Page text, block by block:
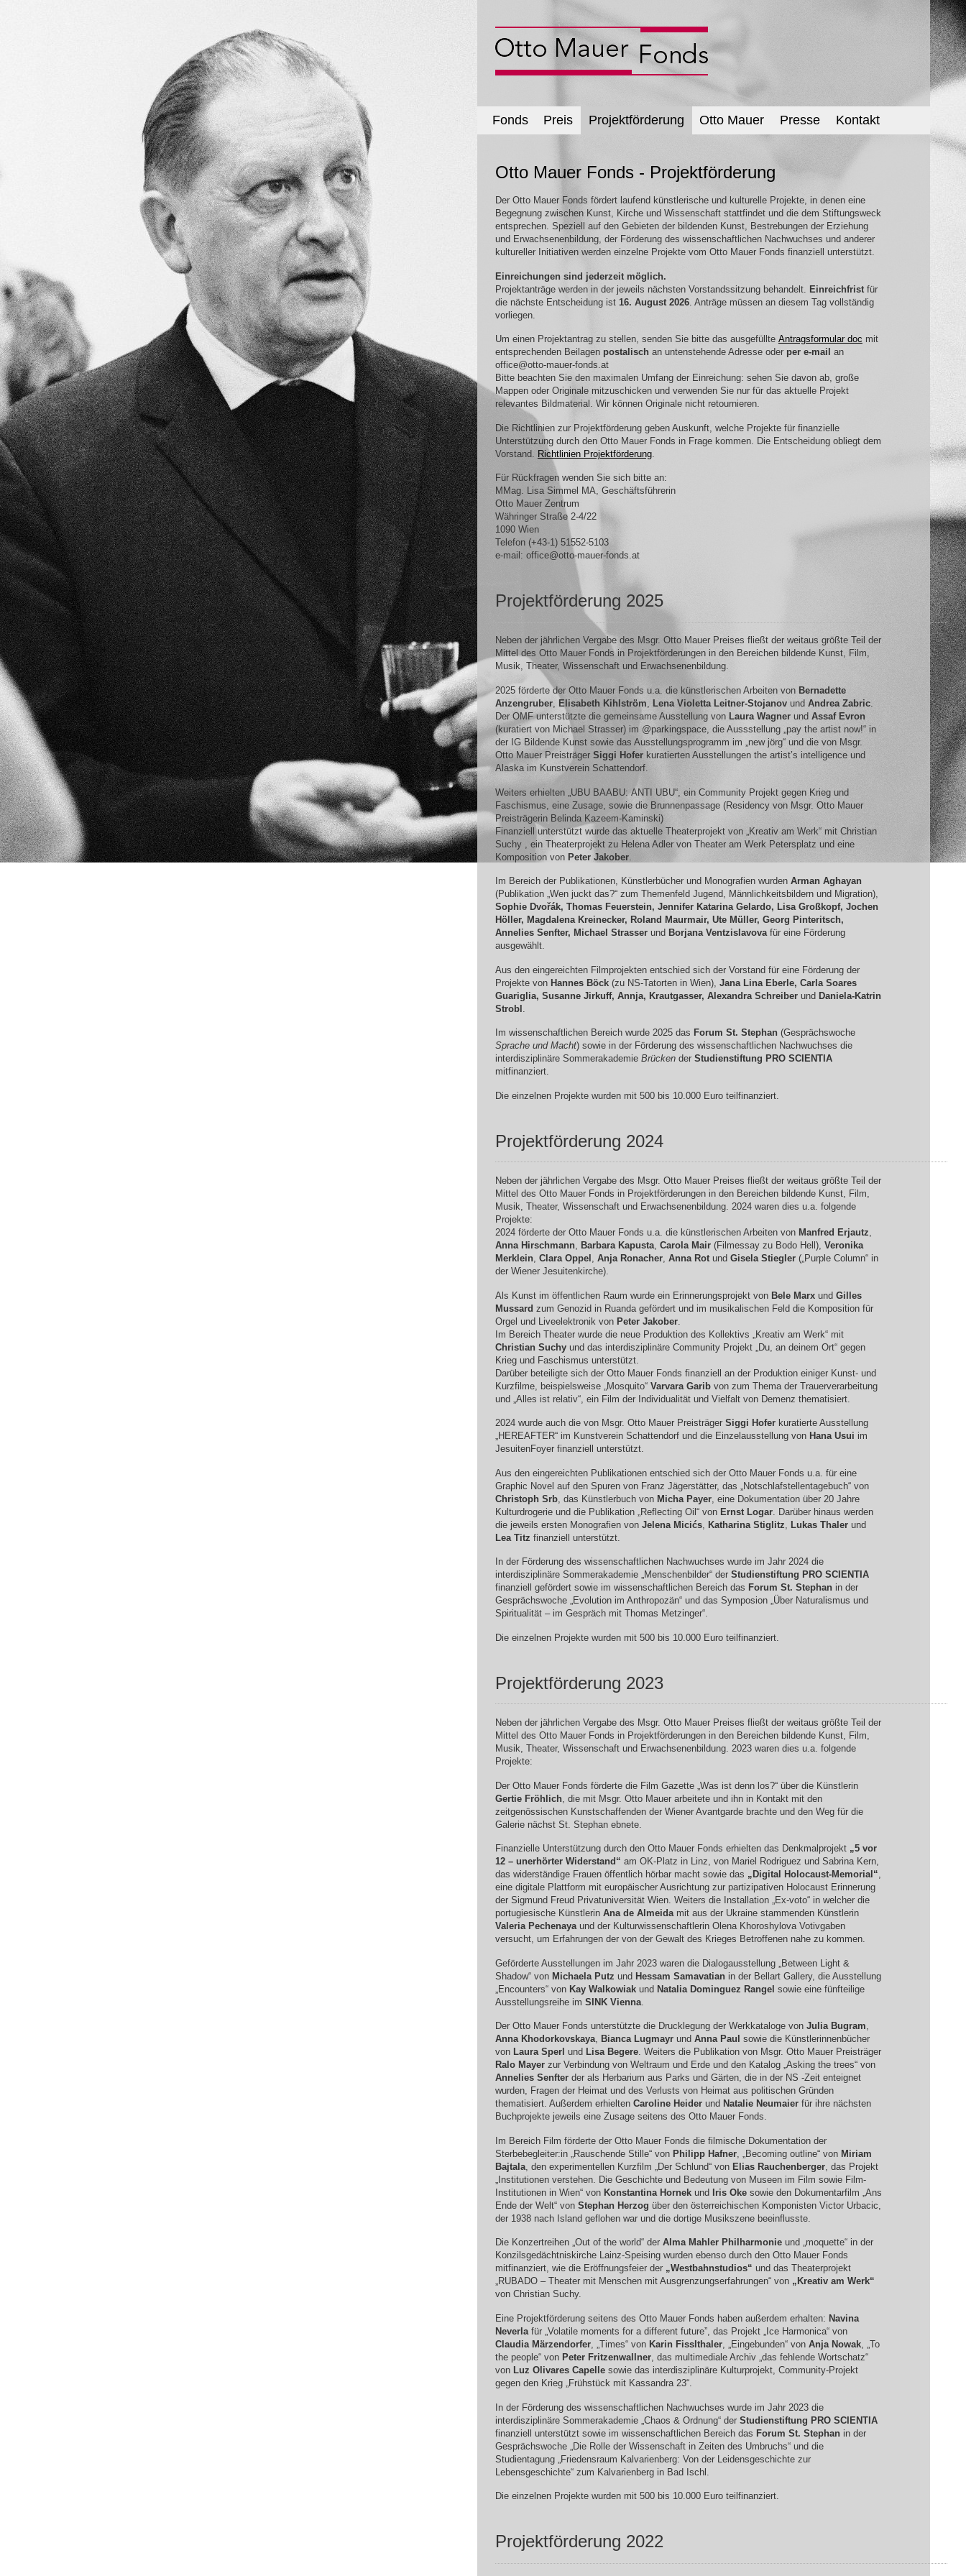
Fonds Preis Projektförderung Otto Mauer Presse Kontakt
Otto Mauer Fonds - Projektförderung
Der Otto Mauer Fonds fördert laufend künstlerische und kulturelle Projekte, in denen eine
Begegnung zwischen Kunst, Kirche und Wissenschaft stattfindet und die dem Stiftungsweck
entsprechen. Speziell auf den Gebieten der bildenden Kunst, Bestrebungen der Erziehung
und Erwachsenenbildung, der Förderung des wissenschaftlichen Nachwuchses und anderer
kultureller Initiativen werden einzelne Projekte vom Otto Mauer Fonds finanziell unterstützt.
Einreichungen sind jederzeit möglich.
Projektanträge werden in der jeweils nächsten Vorstandssitzung behandelt. Einreichfristfür
die nächste Entscheidung ist 16. August 2026. Anträge müssen an diesem Tag vollständig
vorliegen.
Um einen Projektantrag zu stellen, senden Sie bitte das ausgefüllte Antragsformular doc mit
entsprechenden Beilagen postalischan untenstehende Adresse oder per e-mail an
office@otto-mauer-fonds.at
Bitte beachten Sie den maximalen Umfang der Einreichung: sehen Sie davon ab, große
Mappen oder Originale mitzuschicken und verwenden Sie nur für das aktuelle Projekt
relevantes Bildmaterial. Wir können Originale nicht retournieren.
Die Richtlinien zur Projektförderung geben Auskunft, welche Projekte für finanzielle
Unterstützung durch den Otto Mauer Fonds in Frage kommen. Die Entscheidung obliegt dem
Vorstand.
Richtlinien Projektförderung.
Für Rückfragen wenden Sie sich bitte an:
MMag. Lisa Simmel MA, Geschäftsführerin
Otto Mauer Zentrum
Währinger Straße 2-4/22
1090 Wien
Telefon (+43-1) 51552-5103
e-mail: office@otto-mauer-fonds.at
Projektförderung 2025
Neben der jährlichen Vergabe des Msgr. Otto Mauer Preises fließt der weitaus größte Teil der
Mittel des Otto Mauer Fonds in Projektförderungen in den Bereichen bildende Kunst, Film,
Musik, Theater, Wissenschaft und Erwachsenenbildung.
2025 förderte der Otto Mauer Fonds u.a. die künstlerischen Arbeiten von Bernadette
Anzengruber, Elisabeth Kihlström Lena Violetta Leitner-Stojanovund Andrea Zabric.
Der OMFunterstützte die gemeinsame Ausstellung von Laura Wagnerund Assaf Evron
(kuratiert von Michael Strasser) im @parkingspace, die Aussstellung „pay the artist now!“ in
der IG Bildende Kunst sowie das Ausstellungsprogramm im „new jörg“ und die von Msgr.
Otto Mauer Preisträger Siggi Hoferkuratierten Ausstellungen the artist’s intelligence und
Alaska im Kunstverein Schattendorf.
Weiters erhielten „UBU BAABU:ANTI UBU“, ein Community Projekt gegen Krieg und
Faschismus, eine Zusage, sowie die Brunnenpassage (Residency von Msgr. Otto Mauer
Preisträgerin Belinda Kazeem-Kaminski)
Finanziell unterstützt wurde das aktuelle Theaterprojekt von „Kreativ am Werk“ mit Christian
Suchy , ein Theaterprojekt zu Helena Adler von Theater am Werk Petersplatz und eine
Komposition von Peter Jakober.
Im Bereich der Publikationen, Künstlerbücher und Monografien wurden Arman Aghayan
(Publikation „Wen juckt das?“ zum Themenfeld Jugend, Männlichkeitsbildern und Migration),
Sophie Dvořák, Thomas Feuerstein, Jennifer Katarina Gelardo, Lisa Großkopf, Jochen
Höller, Magdalena Kreinecker, Roland Maurmair, Ute Müller, Georg Pinteritsch,
Annelies Senfter, Michael Strasserund Borjana Ventzislavovafür eine Förderung
ausgewählt.
Aus den eingereichten Filmprojekten entschied sich der Vorstand für eine Förderung der
Projekte von Hannes Böck(zu NS-Tatorten in Wien), Jana Lina Eberle, Carla Soares
Guariglia, Susanne Jirkuff, Annja, Krautgasser, Alexandra Schreiberund Daniela-Katrin
Strobl
Im wissenschaftlichen Bereich wurde 2025 das Forum St. Stephan(Gesprächswoche
Sprache und Macht) sowie in der Förderung des wissenschaftlichen Nachwuchses die
interdisziplinäre Sommerakademie Brückender Studienstiftung PRO SCIENTIA
mitfinanziert.
Die einzelnen Projekte wurden mit 500 bis 10.000 Euro teilfinanziert.
Projektförderung 2024
Neben der jährlichen Vergabe des Msgr. Otto Mauer Preises fließt der weitaus größte Teil der
Mittel des Otto Mauer Fonds in Projektförderungen in den Bereichen bildende Kunst, Film,
Musik, Theater, Wissenschaft und Erwachsenenbildung. 2024 waren dies u.a. folgende
Projekte:
2024 förderte der Otto Mauer Fonds u.a. die künstlerischen Arbeiten von Manfred Erjautz
Anna Hirschmann, Barbara Kapusta, Carola Mair(Filmessay zu Bodo Hell), Veronika
Merklein, Clara Oppel Anja Ronacher, Anna Rotund Gisela Stiegler(„Purple Column“ in
der Wiener Jesuitenkirche).
Als Kunst im öffentlichen Raum wurde ein Erinnerungsprojekt von Bele Marxund Gilles
Mussard zum Genozid in Ruanda gefördert und im musikalischen Feld die Komposition für
Orgel und Liveelektronik von Peter Jakober.
Im Bereich Theater wurde die neue Produktion des Kollektivs „Kreativ am Werk“ mit
Christian Suchyund das interdisziplinäre Community Projekt „Du, an deinem Ort“ gegen
Krieg und Faschismus unterstützt.
Darüber beteiligte sich der Otto Mauer Fonds finanziell an der Produktion einiger Kunst- und
Kurzfilme, beispielsweise „Mosquito“ Varvara Garibvon zum Thema der Trauerverarbeitung
und „Alles ist relativ“, ein Film der Individualität und Vielfalt von Demenz thematisiert.
2024 wurde auch die von Msgr. Otto Mauer Preisträger Siggi Hoferkuratierte Ausstellung
„HEREAFTER“ im Kunstverein Schattendorf und die Einzelausstellung von Hana Usui im
JesuitenFoyer finanziell unterstützt.
Aus den eingereichten Publikationen entschied sich der Otto Mauer Fonds u.a. für eine
Graphic Novel auf den Spuren von Franz Jägerstätter, das „Notschlafstellentagebuch“ von
Christoph Srb, das Künstlerbuch von Micha Payer, eine Dokumentation über 20 Jahre
Kulturdrogerie und die Publikation „Reflecting Oil“ von Ernst Logar. Darüber hinaus werden
die jeweils ersten Monografien von Jelena Micićs, Katharina Stiglitz Lukas Thalerund
Lea Titz finanziell unterstützt.
In der Förderung des wissenschaftlichen Nachwuchses wurde im Jahr 2024 die
interdisziplinäre Sommerakademie „Menschenbilder“ der Studienstiftung PRO SCIENTIA
finanziell gefördert sowie im wissenschaftlichen Bereich das Forum St. Stephanin der
Gesprächswoche „Evolution im Anthropozän“ und das Symposion „Über Naturalismus und
Spiritualität – im Gespräch mit Thomas Metzinger“.
Die einzelnen Projekte wurden mit 500 bis 10.000 Euro teilfinanziert.
Projektförderung 2023
Neben der jährlichen Vergabe des Msgr. Otto Mauer Preises fließt der weitaus größte Teil der
Mittel des Otto Mauer Fonds in Projektförderungen in den Bereichen bildende Kunst, Film,
Musik, Theater, Wissenschaft und Erwachsenenbildung. 2023 waren dies u.a. folgende
Projekte:
Der Otto Mauer Fonds förderte die Film Gazette „Was ist denn los?“ über die Künstlerin
Gertie Fröhlich, die mit Msgr. Otto Mauer arbeitete und ihn in Kontakt mit den
zeitgenössischen Kunstschaffenden der Wiener Avantgarde brachte und den Weg für die
Galerie nächst St. Stephan ebnete.
Finanzielle Unterstützung durch den Otto Mauer Fonds erhielten das Denkmalprojekt „5 vor
12 – unerhörter Widerstand“ am OK-Platz in Linz, von Mariel Rodriguez und Sabrina Kern,
das widerständige Frauen öffentlich hörbar macht sowie das „Digital Holocaust-Memorial“,
eine digitale Plattform mit europäischer Ausrichtung zur partizipativen Holocaust Erinnerung
der Sigmund Freud Privatuniversität Wien. Weiters die Installation „Ex-voto“ in welcher die
portugiesische Künstlerin Ana de Almeidamit aus der Ukraine stammenden Künstlerin
Valeria Pechenayaund der Kulturwissenschaftlerin Olena Khoroshylova Votivgaben
versucht, um Erfahrungen der von der Gewalt des Krieges Betroffenen nahe zu kommen.
Geförderte Ausstellungen im Jahr 2023 waren die Dialogausstellung „Between Light &
Shadow“ von Michaela Putz und Hessam Samavatianin der Bellart Gallery, die Ausstellung
„Encounters“ von Kay Walkowiakund Natalia Dominguez Rangel sowie eine fünfteilige
Ausstellungsreihe im SINKVienna.
Der Otto Mauer Fonds unterstützte die Drucklegung der Werkkataloge von Julia Bugram,
Anna Khodorkovskaya, Bianca Lugmayrund Anna Paul sowie die Künstlerinnenbücher
von Laura Sperl und Lisa Begere. Weiters die Publikation von Msgr. Otto Mauer Preisträger
Ralo Mayerzur Verbindung von Weltraum und Erde und den Katalog „Asking the trees“ von
Annelies Senfterder als Herbarium aus Parks und Gärten, die in der NS -Zeit enteignet
wurden, Fragen der Heimat und des Verlusts von Heimat aus politischen Gründen
thematisiert. Außerdem erhielten Caroline Heiderund Natalie Neumaierfür ihre nächsten
Buchprojekte jeweils eine Zusage seitens des Otto Mauer Fonds.
Im Bereich Film förderte der Otto Mauer Fonds die filmische Dokumentation der
Sterbebegleiter:in „Rauschende Stille“ von Philipp Hafner, „Becoming outline“ von Miriam
Bajtala, den experimentellen Kurzfilm „Der Schlund“ von Elias Rauchenberger, das Projekt
„Institutionen verstehen. Die Geschichte und Bedeutung von Museen im Film sowie Film-
Institutionen in Wien“ von Konstantina Hornekund Iris Okesowie den Dokumentarfilm „Ans
Ende der Welt“ von Stephan Herzog über den österreichischen Komponisten Victor Urbacic,
der 1938 nach Island geflohen war und die dortige Musikszene beeinflusste.
Die Konzertreihen „Out of the world“ der Alma Mahler Philharmonieund „moquette“ in der
Konzilsgedächtniskirche Lainz-Speising wurden ebenso durch den Otto Mauer Fonds
mitfinanziert, wie die Eröffnungsfeier der „Westbahnstudios“ und das Theaterprojekt
„RUBADO – Theater mit Menschen mit Ausgrenzungserfahrungen“ von „Kreativ am Werk“
von Christian Suchy.
Eine Projektförderung seitens des Otto Mauer Fonds haben außerdem erhalten: Navina
Neverlafür „Volatile moments for a different future”, das Projekt „Ice Harmonica“ von
Claudia Märzendorfer, „Times“ von Karin Fisslthaler, „Eingebunden“ von Anja Nowak, „To
the people“ von Peter Fritzenwallner, das multimediale Archiv „das fehlende Wortschatz“
von Luz Olivares Capellesowie das interdisziplinäre Kulturprojekt, Community-Projekt
gegen den Krieg „Frühstück mit Kassandra 23“.
In der Förderung des wissenschaftlichen Nachwuchses wurde im Jahr 2023 die
interdisziplinäre Sommerakademie „Chaos & Ordnung“ der Studienstiftung PRO SCIENTIA
finanziell unterstützt sowie im wissenschaftlichen Bereich das Forum St. Stephanin der
Gesprächswoche „Die Rolle der Wissenschaft in Zeiten des Umbruchs“ und die
Studientagung „Friedensraum Kalvarienberg: Von der Leidensgeschichte zur
Lebensgeschichte“ zum Kalvarienberg in Bad Ischl.
Die einzelnen Projekte wurden mit 500 bis 10.000 Euro teilfinanziert.
Projektförderung 2022